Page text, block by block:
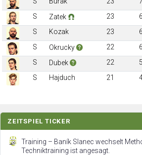
S
Zatek 23 6
S
Kozak 23 6
S
Okrucky 22 6
S
Dubek 22 5
S
Hajduch 21
ZEITSPIEL TICKER
Training – Baník Slanec wechselt
Techniktraining ist angesagt.